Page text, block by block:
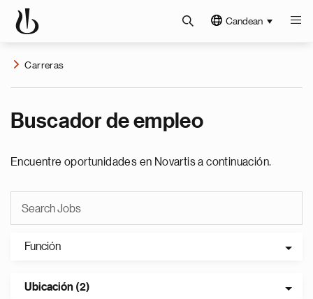
Candean
Carreras
Buscador de empleo
Encuentre oportunidades en Novartis a continuación.
Función
Ubicación (2)